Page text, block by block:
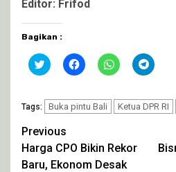
Editor: Frifod
Bagikan :
Klik
untuk
Twitter(Membuka
di
jendela
yang
baru)
Klik
untuk
Facebook(Membuka
di
jendela
Klik
untuk
di
jendela
Klik
untuk
di
Tags: Buka pintu Bali Ketua DPR RI
Continue
Reading
Previous
Harga CPO Bikin Rekor
Baru, Ekonom Desak